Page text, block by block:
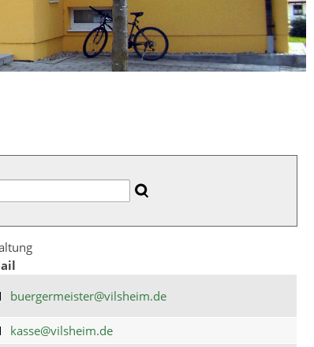
buergermeister@vilsheim.de
kasse@vilsheim.de